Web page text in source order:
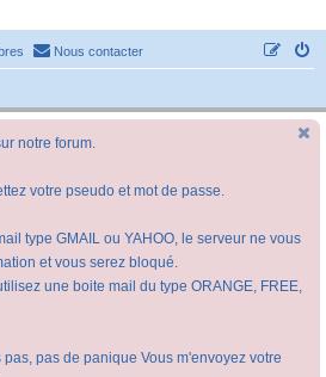
de petites autos etc etc
Nous contacter
notre forum.
votre pseudo et mot de passe.
type GMAIL ou YAHOO, le serveur ne vous
et vous serez bloqué.
une boite mail du type ORANGE, FREE,
pas de panique Vous m'envoyez votre